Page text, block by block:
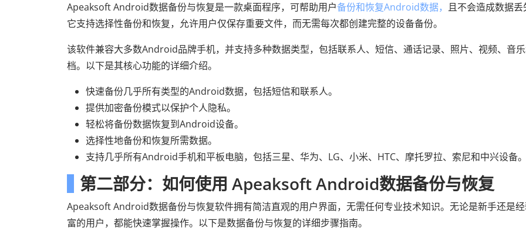
Apeaksoft Android数据备份与恢复是一款桌面程序，可帮助用户备份和恢复Android数据， 且不会造成数据丢
它支持选择性备份和恢复，允许用户仅保存重要文件，而无需每次都创建完整的设备备份。
该软件兼容大多数Android品牌手机，并支持多种数据类型，包括联系人、短信、通话记录、照片、视频、音
档。以下是其核心功能的详细介绍。
快速备份几乎所有类型的Android数据，包括短信和联系人。
提供加密备份模式以保护个人隐私。
轻松将备份数据恢复到Android设备。
选择性地备份和恢复所需数据。
支持几乎所有Android手机和平板电脑，包括三星、华为、LG、小米、HTC、摩托罗拉、索尼和中兴设备
第二部分：如何使用 Apeaksoft Android数据备份与恢复
Apeaksoft Android数据备份与恢复软件拥有简洁直观的用户界面，无需任何专业技术知识。无论是新手还是
富的用户，都能快速掌握操作。以下是数据备份与恢复的详细步骤指南。